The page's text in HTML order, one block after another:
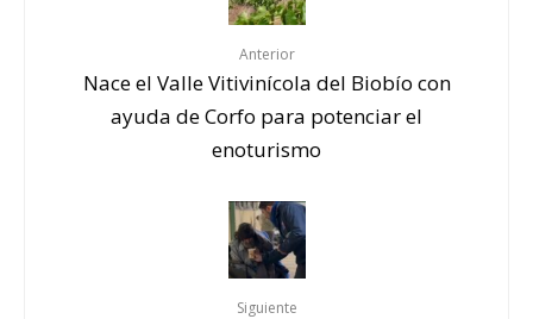
Anterior
Nace el Valle Vitivinícola del Biobío con
ayuda de Corfo para potenciar el
enoturismo
Siguiente